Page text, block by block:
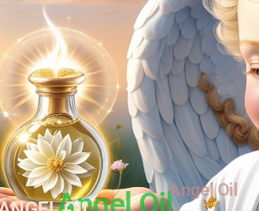
Angel OilAngel Oil